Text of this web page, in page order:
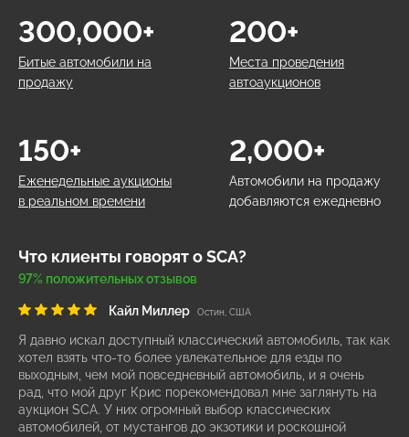
Битые автомобили на
продажу
300,000+
Места проведения
автоаукционов
200+
Еженедельные аукционы
в реальном времени
150+
Автомобили на продажу
добавляются ежедневно
2,000+
Что клиенты говорят о SCA?
97% положительных отзывов
Кайл Миллер Остин, США
Я давно искал доступный классический автомобиль, так как
хотел взять что-то более увлекательное для езды по
выходным, чем мой повседневный автомобиль, и я очень
рад, что мой друг Крис порекомендовал мне заглянуть на
аукцион SCA. У них огромный выбор классических
автомобилей, от мустангов до экзотики и роскошной